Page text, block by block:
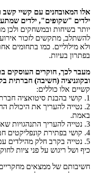
אלו המאובחנים עם קשיי קשב
ילדים "שקופים", ילדים
יותר בשיחות ובמשחקים ולכן
להשתלב, מתקשים לזכור
ולא מילוליים. כמו בתחומים
בפתרון בעיות.
מעבר לכך, חוקרים העוסקים
ובקוגניציה (חשיבה) חברתית
קשיים אלו כוללים:
1. קושי בהבנת סיטואציה חברתית מנקודת המבט של האחר.
2. נטייה להעריך את
באמת.
3. נטייה להעריך התנהגויות שאינן חד משמעיות של חבריהם כעוינות.
4. קושי בפתירת קונפליקטים חברתיים ביעילות.
כיף ושל ריגוש על פני ציות
חשיבותם של ממצאים